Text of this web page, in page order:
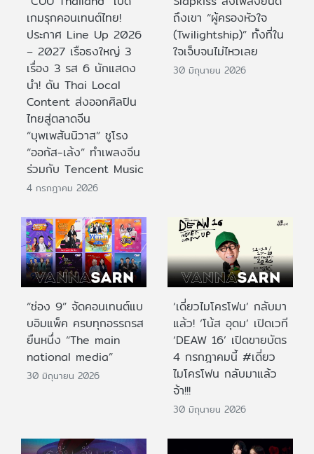
เกมรุกคอนเทนต์ไทย!
ประกาศ Line Up 2026
– 2027 เรือธงใหญ่ 3
เรื่อง 3 รส 6 นักแสดง
นำ! ดัน Thai Local
Content ส่งออกศิลปิน
ไทยสู่ตลาดจีน
“บุพเพสันนิวาส” ชูโรง
“ออกัส-เล้ง” ทำเพลงจีน
ร่วมกับ Tencent Music
4 กรกฎาคม 2026
ถึงเขา “ผู้ครองหัวใจ
(Twilightship)” ทั้งที่ใน
ใจเจ็บจนไม่ไหวเลย
30 มิถุนายน 2026
“ช่อง 9” จัดคอนเทนต์แบ
บอิมแพ็ค ครบทุกอรรถรส
ยืนหนึ่ง “The main
national media”
30 มิถุนายน 2026
‘เดี่ยวไมโครโฟน’ กลับมา
แล้ว! ‘โน้ส อุดม’ เปิดเวที
‘DEAW 16’ เปิดขายบัตร
4 กรกฎาคมนี้ #เดี่ยว
ไมโครโฟน กลับมาแล้ว
จ้า!!!
30 มิถุนายน 2026